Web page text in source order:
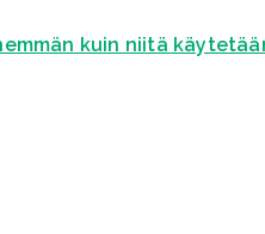
kuin niitä